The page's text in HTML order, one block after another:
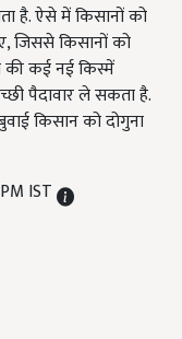
है. ऐसे में किसानों को
जिससे किसानों को
की कई नई किस्में
पैदावार ले सकता है.
किसान को दोगुना
IST